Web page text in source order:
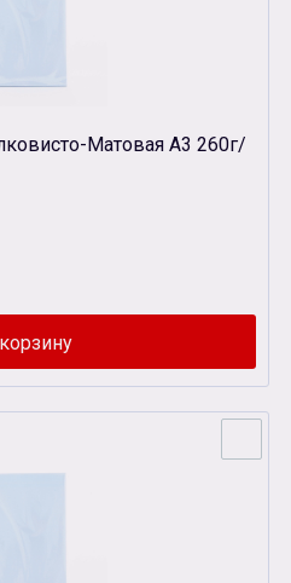
Матовая А3 260г/